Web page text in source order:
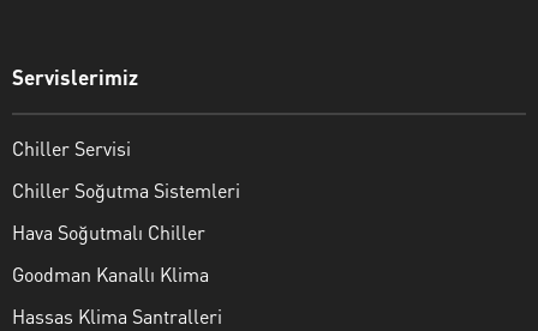
Servislerimiz
Chiller Servisi
Chiller Soğutma Sistemleri
Hava Soğutmalı Chiller
Goodman Kanallı Klima
Hassas Klima Santralleri